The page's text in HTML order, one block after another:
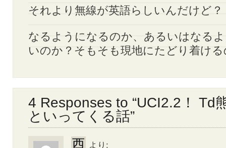
それより無線が英語らしいんだけど？
なるようになるのか、あるいはなる
いのか？そもそも現地にたどり着け
4 Responses to “UCI2.2！ Td
といってくる話”
西 より: